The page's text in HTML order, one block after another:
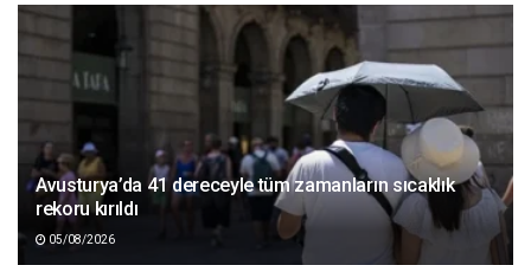
Avusturya’da 41 dereceyle tüm zamanların sıcaklık
rekoru kırıldı
05/08/2026